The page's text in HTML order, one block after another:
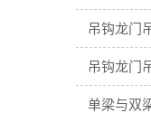
吊钩龙门
吊钩龙门
单梁与双